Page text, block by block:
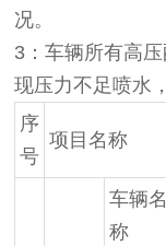
况。
3：车辆所有高
现压力不足喷水
序
号
项目名称
车辆名
称